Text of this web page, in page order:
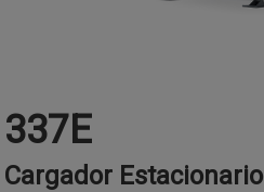
337E
Cargador Estacionario